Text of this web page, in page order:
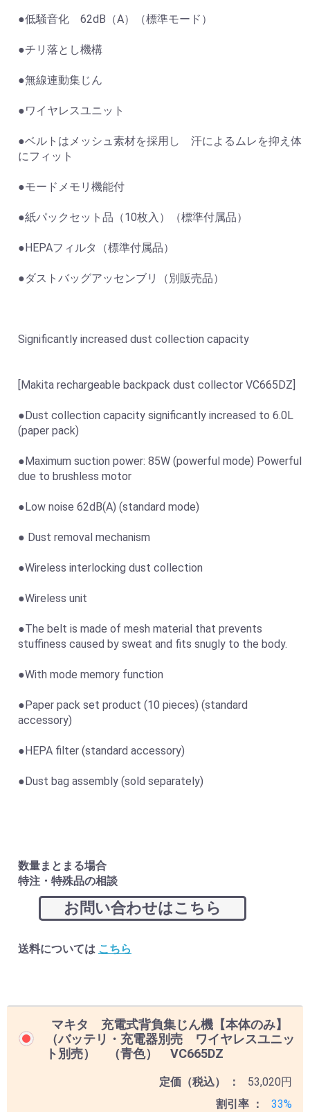
●低騒音化 62dB（A）（標準モード）
●チリ落とし機構
●無線連動集じん
●ワイヤレスユニット
●ベルトはメッシュ素材を採用し 汗によるムレを抑え体
にフィット
●モードメモリ機能付
●紙パックセット品（10枚入）（標準付属品）
●HEPAフィルタ（標準付属品）
●ダストバッグアッセンブリ（別販売品）
Significantly increased dust collection capacity
[Makita rechargeable backpack dust collector VC665DZ]
●Dust collection capacity significantly increased to 6.0L
(paper pack)
●Maximum suction power: 85W (powerful mode) Powerful
due to brushless motor
●Low noise 62dB(A) (standard mode)
● Dust removal mechanism
●Wireless interlocking dust collection
●Wireless unit
●The belt is made of mesh material that prevents
stuffiness caused by sweat and fits snugly to the body.
●With mode memory function
●Paper pack set product (10 pieces) (standard
accessory)
●HEPA filter (standard accessory)
●Dust bag assembly (sold separately)
数量まとまる場合
特注・特殊品の相談
お問い合わせはこちら
送料については こちら
マキタ 充電式背負集じん機【本体のみ】
（バッテリ・充電器別売 ワイヤレスユニッ
ト別売） （青色） VC665DZ
定価（税込）
53,020円
割引率
33%
お買い物を続ける